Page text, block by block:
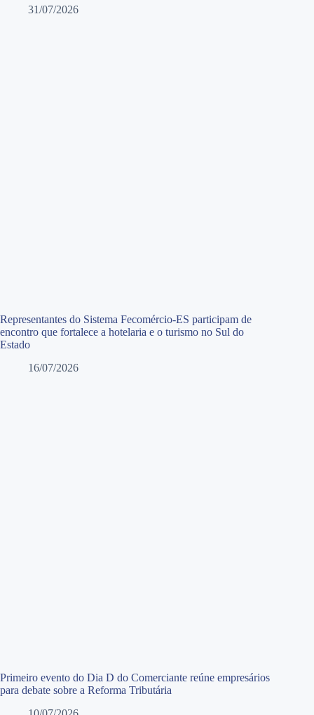
31/07/2026
Representantes do Sistema Fecomércio-ES participam de
encontro que fortalece a hotelaria e o turismo no Sul do
Estado
16/07/2026
Primeiro evento do Dia D do Comerciante reúne empresários
para debate sobre a Reforma Tributária